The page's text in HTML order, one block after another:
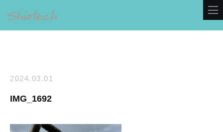
2024.03.01
IMG_1692